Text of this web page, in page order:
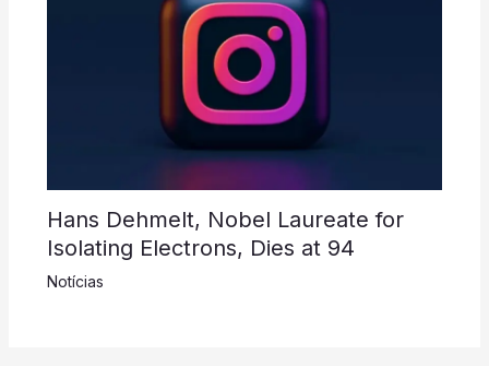
Hans Dehmelt, Nobel Laureate for
Isolating Electrons, Dies at 94
Notícias